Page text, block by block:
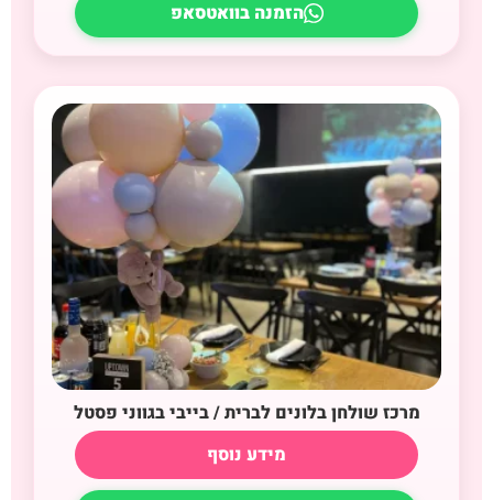
הזמנה בוואטסאפ
מרכז שולחן בלונים לברית / בייבי בגווני פסטל
מידע נוסף